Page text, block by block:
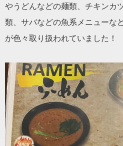
やうどんなどの麺類、チキンカ
類、サバなどの魚系メニューな
が色々取り扱われていました！